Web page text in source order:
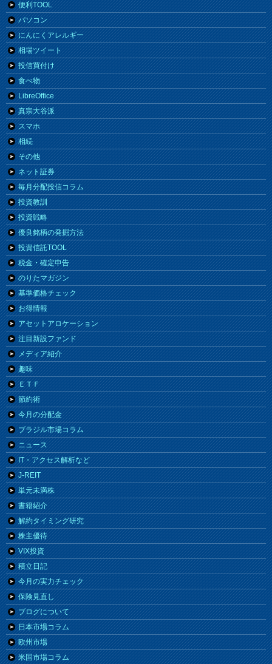
便利TOOL
パソコン
にんにくアレルギー
相場ツイート
投信買付け
食べ物
LibreOffice
真宗大谷派
スマホ
相続
その他
ネット証券
毎月分配投信コラム
投資教訓
投資戦略
優良銘柄の発掘方法
投資信託TOOL
税金・確定申告
のりたマガジン
基準価格チェック
お得情報
アセットアロケーション
注目新設ファンド
メディア紹介
趣味
ＥＴＦ
節約術
今月の分配金
ブラジル市場コラム
ニュース
IT・アクセス解析など
J-REIT
単元未満株
書籍紹介
解約タイミング研究
株主優待
VIX投資
積立日記
今月の実力チェック
保険見直し
ブログについて
日本市場コラム
欧州市場
米国市場コラム